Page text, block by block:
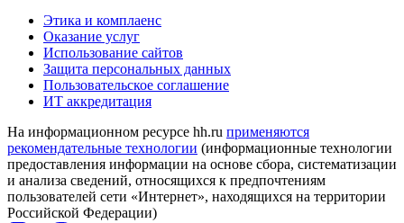
Этика и комплаенс
Оказание услуг
Использование сайтов
Защита персональных данных
Пользовательское соглашение
ИТ аккредитация
На информационном ресурсе hh.ru применяются
рекомендательные технологии (информационные технологии
предоставления информации на основе сбора, систематизации
и анализа сведений, относящихся к предпочтениям
пользователей сети «Интернет», находящихся на территории
Российской Федерации)